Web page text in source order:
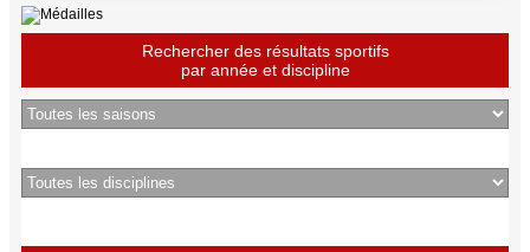
Rechercher des résultats sportifs
par année et discipline